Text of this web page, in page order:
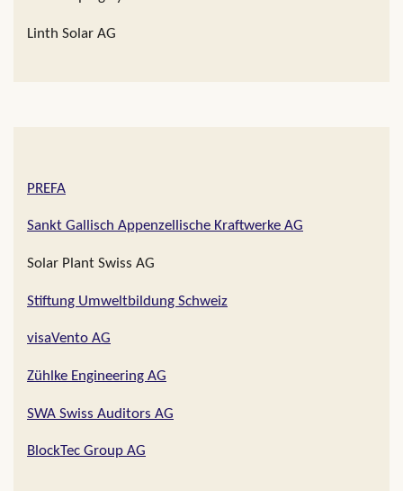
Linth Solar AG
PREFA
Sankt Gallisch Appenzellische Kraftwerke AG
Solar Plant Swiss AG
Stiftung Umweltbildung Schweiz
visaVento AG
Zühlke Engineering AG
SWA Swiss Auditors AG
BlockTec Group AG